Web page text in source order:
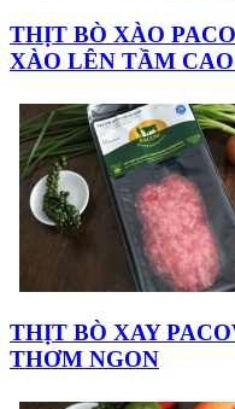
THỊT BÒ XÀO
XÀO LÊN TẦM
THỊT BÒ XAY
THƠM NGON